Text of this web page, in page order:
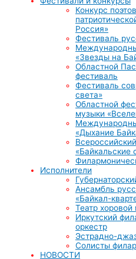
Конкурс
Россия»
Фестиваль
«Звезды на
Областной
фестиваль
Фестиваль
света»
Областной
музыки
«Дыхание
«Байкальские
Исполнители
Ансамбль
«Байкал-
Театр хоровой
Иркутский
оркестр
Эстрадно-
Солисты
НОВОСТИ